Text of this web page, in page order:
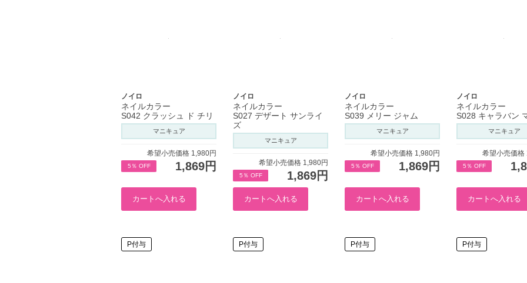
ノイロ
ネイルカラー
S042 クラッシュ ド チリ
マニキュア
希望小売価格 1,980円
5％ OFF 1,869円
ノイロ
ネイルカラー
S027 デザート サンライ
ズ
マニキュア
希望小売価格 1,980円
5％ OFF 1,869円
ノイロ
ネイルカラー
S039 メリー ジャム
マニキュア
希望小売価格 1,980円
5％ OFF 1,869円
ノイロ
ネイルカラー
S028 キャラバン
マニキュア
希望小売価格
5％ OFF
P付与 P付与 P付与 P付与